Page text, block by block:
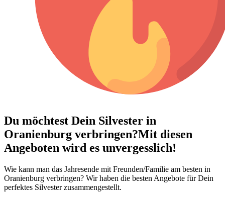
Du möchtest Dein Silvester in
Oranienburg verbringen?Mit diesen
Angeboten wird es unvergesslich!
Wie kann man das Jahresende mit Freunden/Familie am besten in
Oranienburg verbringen? Wir haben die besten Angebote für Dein
perfektes Silvester zusammengestellt.